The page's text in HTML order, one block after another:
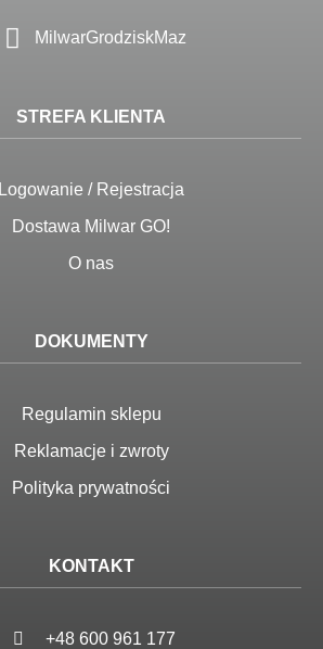
MilwarGrodziskMaz
STREFA KLIENTA
Logowanie / Rejestracja
Dostawa Milwar GO!
O nas
DOKUMENTY
Regulamin sklepu
Reklamacje i zwroty
Polityka prywatności
KONTAKT
+48 600 961 177